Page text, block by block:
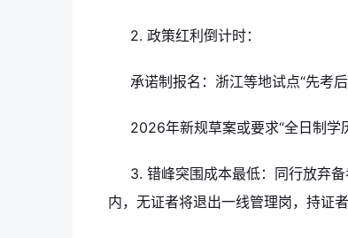
2. 政策红利倒计时：
承诺制报名：浙江等地试点“先考
2026年新规草案或要求“全日制学
3. 错峰突围成本最低：同行放弃
内，无证者将退出一线管理岗，持证者